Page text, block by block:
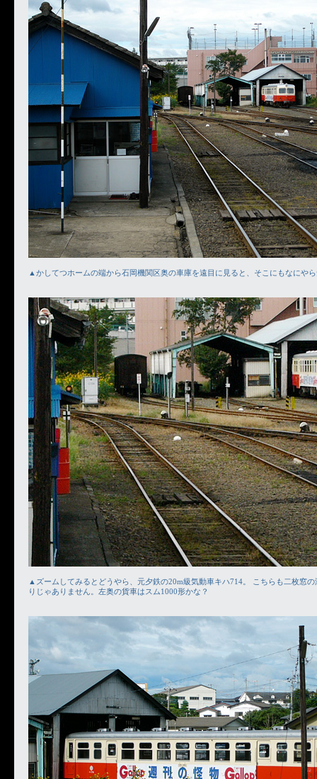
▲かしてつホームの端から石岡機関区奥の車庫を遠目に見ると、そこにもなにや
▲ズームしてみるとどうやら、元夕鉄の20m級気動車キハ714。 こちらも二枚窓
りじゃありません。左奥の貨車はスム1000形かな？